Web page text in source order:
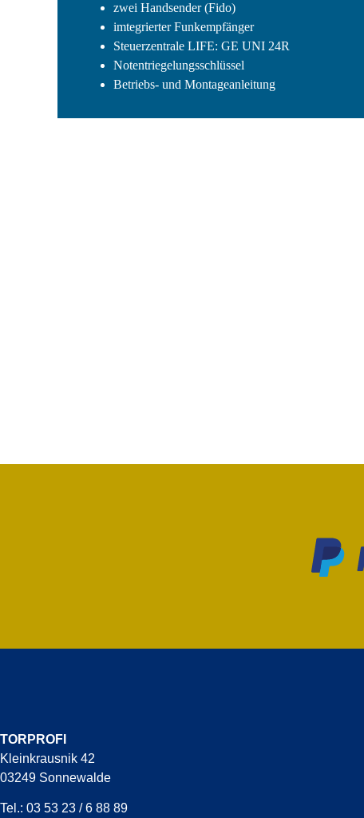
zwei Handsender (Fido)
imtegrierter Funkempfänger
Steuerzentrale LIFE: GE UNI 24R
Notentriegelungsschlüssel
Betriebs- und Montageanleitung
TORPROFI
Kleinkrausnik 42
03249 Sonnewalde
Tel.: 03 53 23 / 6 88 89